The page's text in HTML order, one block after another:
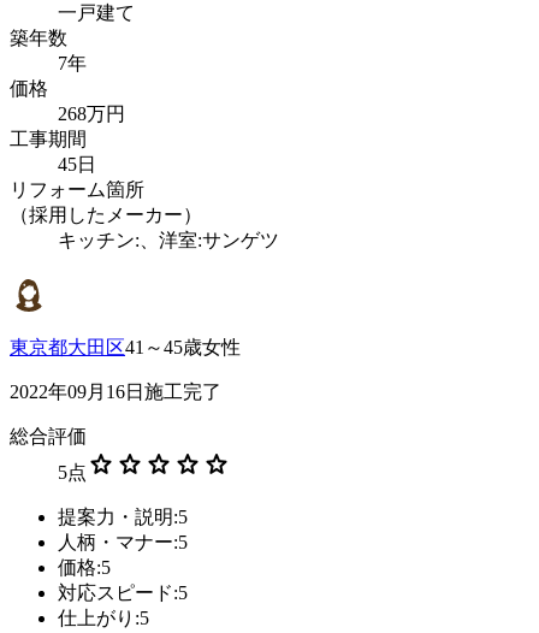
一戸建て
築年数
7年
価格
268万円
工事期間
45日
リフォーム箇所
（採用したメーカー）
キッチン:、洋室:サンゲツ
東京都大田区41～45歳女性
2022年09月16日施工完了
総合評価
5点 star star star star star
提案力・説明:5
人柄・マナー:5
価格:5
対応スピード:5
仕上がり:5